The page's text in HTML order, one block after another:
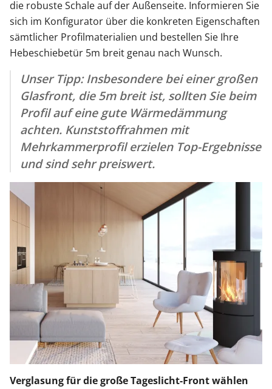
die robuste Schale auf der Außenseite. Informieren Sie
sich im Konfigurator über die konkreten Eigenschaften
sämtlicher Profilmaterialien und bestellen Sie Ihre
Hebeschiebetür 5m breit genau nach Wunsch.
Unser Tipp: Insbesondere bei einer großen
Glasfront, die 5m breit ist, sollten Sie beim
Profil auf eine gute Wärmedämmung
achten. Kunststoffrahmen mit
Mehrkammerprofil erzielen Top-Ergebnisse
und sind sehr preiswert.
Verglasung für die große Tageslicht-Front wählen